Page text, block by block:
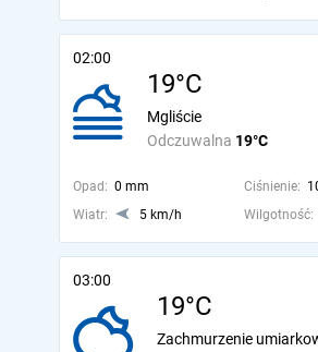
02:00
19°C
Odczuwalna 19°C
Mgliście
Opad: 0 mm Ciśnienie:
Wiatr:
5 km/h Wilgotność:
03:00
19°C
Zachmurzenie